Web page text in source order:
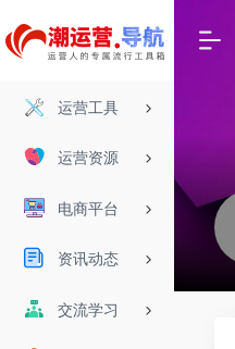
运营工具
运营资源
电商平台
资讯动态
交流学习